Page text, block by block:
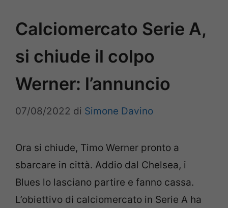
Calciomercato Serie A,
si chiude il colpo
Werner: l’annuncio
07/08/2022 di Simone Davino
Ora si chiude, Timo Werner pronto a
sbarcare in città. Addio dal Chelsea, i
Blues lo lasciano partire e fanno cassa.
L’obiettivo di calciomercato in Serie A ha